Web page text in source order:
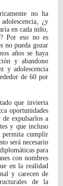
no ha
¿y
en cada niño,
Por eso no es
no pueda gozar
años se haya
y abandono
y adolescencia
de 60 por
que invierta
oportunidades
expulsarlos a
y que incluso
permita cumplir
será necesario
para
con nombres
en la realidad
y carecen de
de la